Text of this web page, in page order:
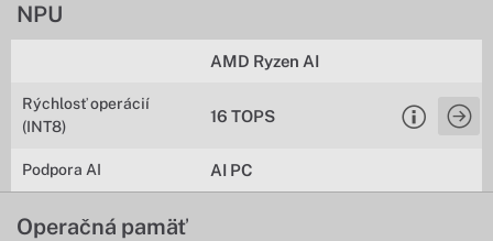
NPU
AMD Ryzen AI
Rýchlosť operácií
(INT8)
16 TOPS
Podpora AI AI PC
Operačná pamäť